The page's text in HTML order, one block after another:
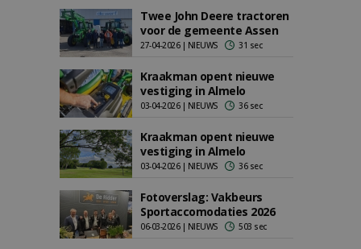
Twee John Deere tractoren
voor de gemeente Assen
27-04-2026 | NIEUWS 31 sec
Kraakman opent nieuwe
vestiging in Almelo
03-04-2026 | NIEUWS 36 sec
Kraakman opent nieuwe
vestiging in Almelo
03-04-2026 | NIEUWS 36 sec
Fotoverslag: Vakbeurs
Sportaccomodaties 2026
06-03-2026 | NIEUWS 503 sec